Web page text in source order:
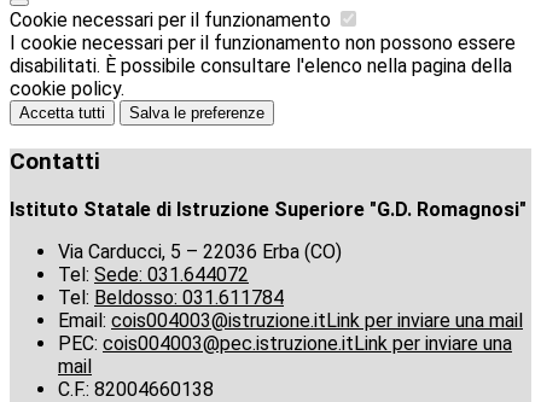
Cookie necessari per il funzionamento
I cookie necessari per il funzionamento non possono essere
disabilitati. È possibile consultare l'elenco nella pagina della
cookie policy.
Accetta tutti Salva le preferenze
Contatti
Istituto Statale di Istruzione Superiore "G.D. Romagnosi"
Via Carducci, 5 – 22036 Erba (CO)
Tel: Sede: 031.644072
Tel: Beldosso: 031.611784
Email: cois004003@istruzione.itLink per inviare una mail
PEC: cois004003@pec.istruzione.itLink per inviare una
mail
C.F.: 82004660138